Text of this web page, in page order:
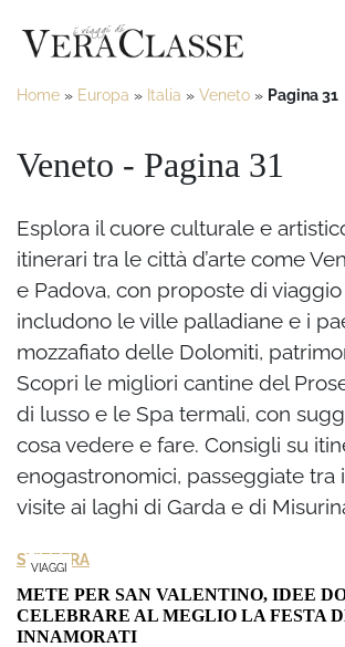
Home » Europa » Italia » Veneto » Pagina 31
Veneto - Pagina 31
Esplora il cuore culturale e
itinerari tra le città d’arte come
e Padova, con proposte di
includono le ville palladiane e i
mozzafiato delle Dolomiti,
Scopri le migliori cantine del
di lusso e le Spa termali, con
cosa vedere e fare. Consigli su
enogastronomici, passeggiate tra
visite ai laghi di Garda e di
VIAGGI
SVIZZERA
METE PER SAN VALENTINO, IDEE
CELEBRARE AL MEGLIO LA FESTA
INNAMORATI